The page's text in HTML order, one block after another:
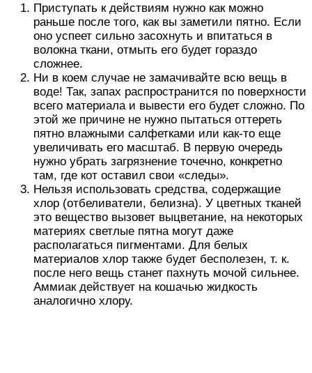
Приступать к действиям нужно как можно
раньше после того, как вы заметили пятно. Если
оно успеет сильно засохнуть и впитаться в
волокна ткани, отмыть его будет гораздо
сложнее.
Ни в коем случае не замачивайте всю вещь в
воде! Так, запах распространится по поверхности
всего материала и вывести его будет сложно. По
этой же причине не нужно пытаться оттереть
пятно влажными салфетками или как-то еще
увеличивать его масштаб. В первую очередь
нужно убрать загрязнение точечно, конкретно
там, где кот оставил свои «следы».
Нельзя использовать средства, содержащие
хлор (отбеливатели, белизна). У цветных тканей
это вещество вызовет выцветание, на некоторых
материях светлые пятна могут даже
располагаться пигментами. Для белых
материалов хлор также будет бесполезен, т. к.
после него вещь станет пахнуть мочой сильнее.
Аммиак действует на кошачью жидкость
аналогично хлору.